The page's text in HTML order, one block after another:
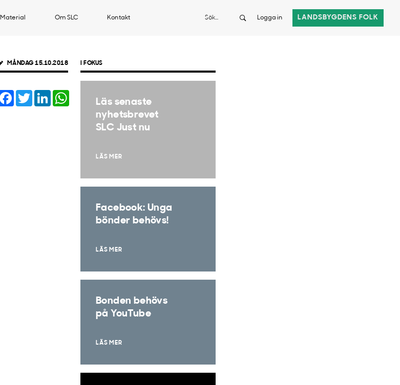
Material Om SLC Kontakt Sök Logga in LANDSBYGDENS FOLK
MÅNDAG 15.10.2018
Facebook
TwitterLinkedIn
I FOKUS
Läs senaste
nyhetsbrevet
SLC Just nu
LÄS MER
Facebook: Unga
bönder behövs!
LÄS MER
Bonden behövs
på YouTube
LÄS MER